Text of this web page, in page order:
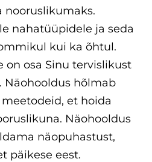
nooruslikumaks.
nahatüüpidele ja seda
kui ka õhtul.
on osa Sinu tervislikust
Näohooldus hõlmab
et hoida
Näohooldus
näopuhastust,
päikese eest.